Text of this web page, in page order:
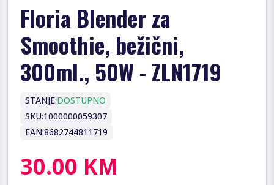
Floria Blender za
Smoothie, bežični,
300ml., 50W - ZLN1719
STANJE:DOSTUPNO
SKU:1000000059307
EAN:8682744811719
30.00 KM